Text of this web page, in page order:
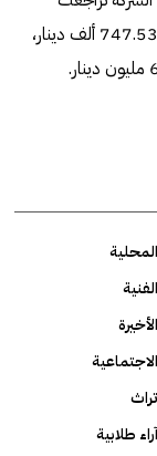
89.3% في الربع الأول من العام الجاري؛ لتصل إلى 747.53 ألف دينار،
المحلية
الفنية
الأخيرة
الاجتماعية
تراث
آراء طلابية